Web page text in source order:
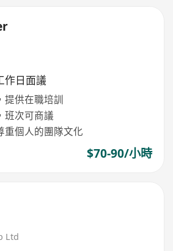
作日面議
提供在職培訓
班次可商議
重個人的團隊文化
$70-90/小時
Ltd